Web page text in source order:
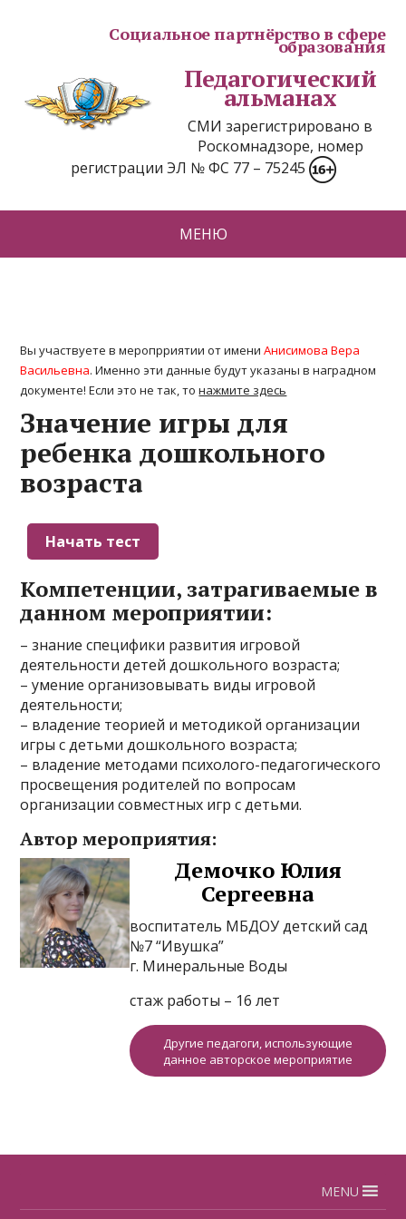
Социальное партнёрство в сфере
образования
Педагогический
альманах
СМИ зарегистрировано в
Роскомнадзоре, номер
регистрации ЭЛ № ФС 77 – 75245
МЕНЮ
Вы участвуете в меропрриятии от имениАнисимова Вера
Васильевна. Именно эти данные будут указаны в наградном
документе! Если это не так, тонажмите здесь
Значение игры для
ребенка дошкольного
возраста
Компетенции, затрагиваемые в
данном мероприятии:
– знание специфики развития игровой
деятельности детей дошкольного возраста;
– умение организовывать виды игровой
деятельности;
– владение теорией и методикой организации
игры с детьми дошкольного возраста;
– владение методами психолого-педагогического
просвещения родителей по вопросам
организации совместных игр с детьми.
Автор мероприятия:
Демочко Юлия
Сергеевна
воспитатель МБДОУ детский сад
№7 “Ивушка”
г. Минеральные Воды
стаж работы – 16 лет
Другие педагоги, использующие
данное авторское мероприятие
MENU